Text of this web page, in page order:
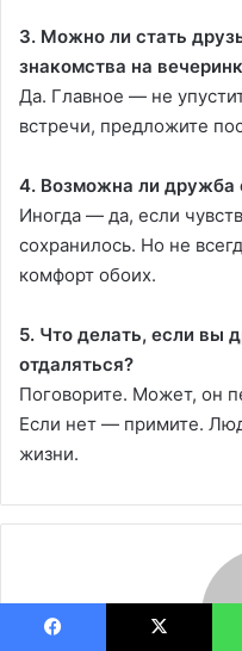
3. Можно ли стать
знакомства на
Да. Главное — не
встречи, предложите
4. Возможна ли
Иногда — да, если
сохранилось. Но не
комфорт обоих.
5. Что делать, если вы
отдаляться?
Поговорите. Может, он
Если нет — примите.
жизни.